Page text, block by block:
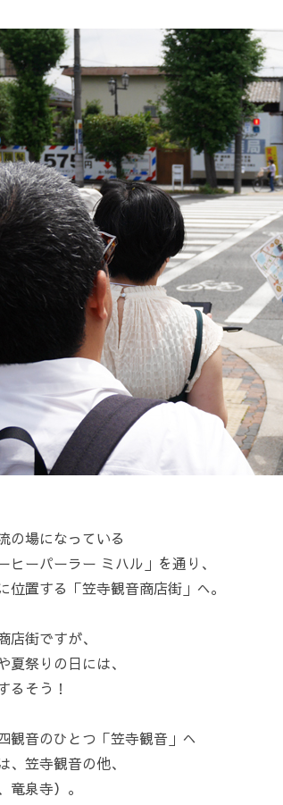
の場になっている
ヒーパーラー ミハル」を通り、
位置する「笠寺観音商店街」へ。
店街ですが、
夏祭りの日には、
るそう！
観音のひとつ「笠寺観音」へ
、笠寺観音の他、
竜泉寺）。